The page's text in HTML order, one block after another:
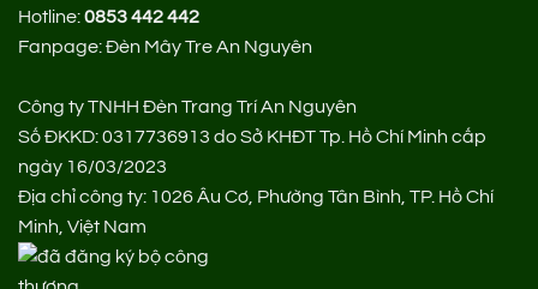
Hotline:0853 442 442
Fanpage:Đèn Mây Tre An Nguyên
Công ty TNHH Đèn Trang Trí An Nguyên
Số ĐKKD: 0317736913 do Sở KHĐT Tp. Hồ Chí Minh cấp
ngày 16/03/2023
Địa chỉ công ty: 1026 Âu Cơ, Phường Tân Bình, TP. Hồ Chí
Minh, Việt Nam